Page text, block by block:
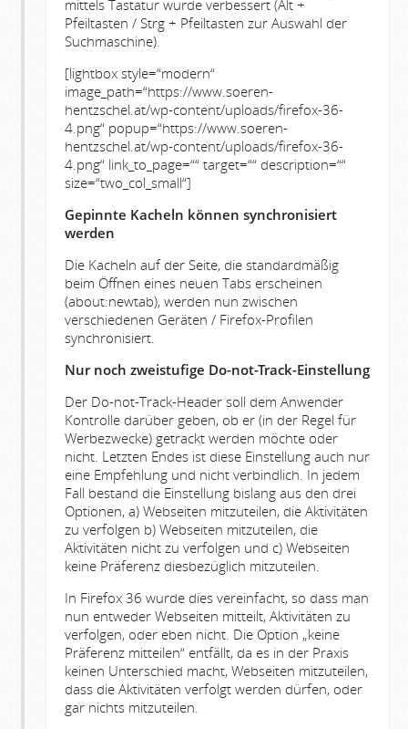
mittels Tastatur wurde verbessert (Alt +
Pfeiltasten / Strg + Pfeiltasten zur Auswahl der
Suchmaschine).
[lightbox style=“modern“
image_path=“https://www.soeren-
hentzschel.at/wp-content/uploads/firefox-36-
4.png“ popup=“https://www.soeren-
hentzschel.at/wp-content/uploads/firefox-36-
4.png“ link_to_page=““ target=““ description=““
size=“two_col_small“]
Gepinnte Kacheln können synchronisiert
werden
Die Kacheln auf der Seite, die standardmäßig
beim Öffnen eines neuen Tabs erscheinen
(about:newtab), werden nun zwischen
verschiedenen Geräten / Firefox-Profilen
synchronisiert.
Nur noch zweistufige Do-not-Track-Einstellung
Der Do-not-Track-Header soll dem Anwender
Kontrolle darüber geben, ob er (in der Regel für
Werbezwecke) getrackt werden möchte oder
nicht. Letzten Endes ist diese Einstellung auch nur
eine Empfehlung und nicht verbindlich. In jedem
Fall bestand die Einstellung bislang aus den drei
Optionen, a) Webseiten mitzuteilen, die Aktivitäten
zu verfolgen b) Webseiten mitzuteilen, die
Aktivitäten nicht zu verfolgen und c) Webseiten
keine Präferenz diesbezüglich mitzuteilen.
In Firefox 36 wurde dies vereinfacht, so dass man
nun entweder Webseiten mitteilt, Aktivitäten zu
verfolgen, oder eben nicht. Die Option „keine
Präferenz mitteilen“ entfällt, da es in der Praxis
keinen Unterschied macht, Webseiten mitzuteilen,
dass die Aktivitäten verfolgt werden dürfen, oder
gar nichts mitzuteilen.